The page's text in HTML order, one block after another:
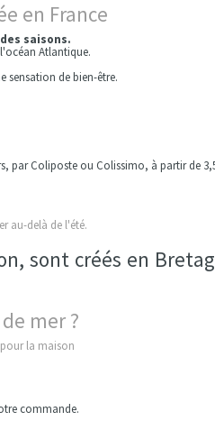
en France
saisons.
Atlantique.
sensation de bien-être.
par Coliposte ou Colissimo, à partir de
au-delà de l'été.
sont créés en
mer ?
la maison
commande.